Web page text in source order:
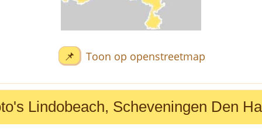
📌 Toon op openstreetmap
Lindobeach, Scheveningen Den